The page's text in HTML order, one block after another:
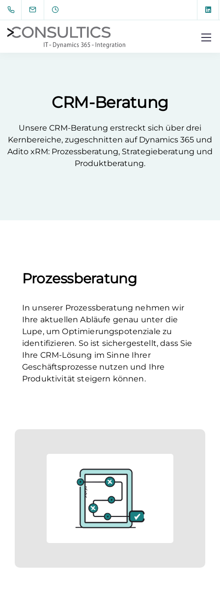
CRM-Beratung
Unsere CRM-Beratung erstreckt sich über drei
Kernbereiche, zugeschnitten auf Dynamics 365 und
Adito xRM: Prozessberatung, Strategieberatung und
Produktberatung.
Prozessberatung
In unserer Prozessberatung nehmen wir
Ihre aktuellen Abläufe genau unter die
Lupe, um Optimierungspotenziale zu
identifizieren. So ist sichergestellt, dass Sie
Ihre CRM-Lösung im Sinne Ihrer
Geschäftsprozesse nutzen und Ihre
Produktivität steigern können.